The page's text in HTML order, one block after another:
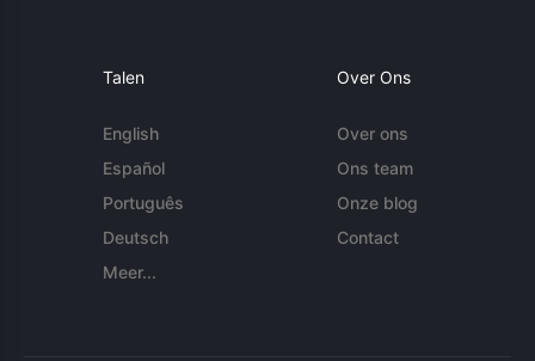
Talen
English
Español
Português
Deutsch
Meer...
Over Ons
Over ons
Ons team
Onze blog
Contact